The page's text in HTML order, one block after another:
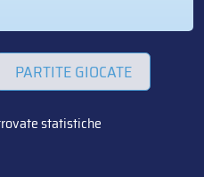
PARTITE GIOCATE
statistiche